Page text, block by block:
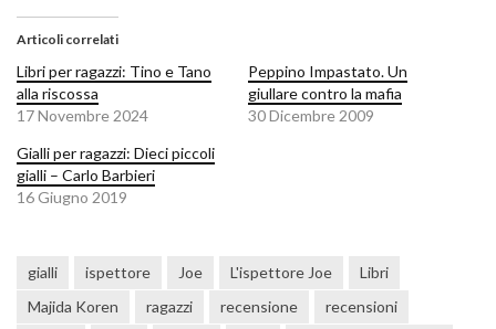
Articoli correlati
Libri per ragazzi: Tino e Tano
alla riscossa
17 Novembre 2024
Peppino Impastato. Un
giullare contro la mafia
30 Dicembre 2009
Gialli per ragazzi: Dieci piccoli
gialli – Carlo Barbieri
16 Giugno 2019
gialli ispettore Joe L'ispettore Joe
Libri
Majida Koren
ragazzi recensione
recensioni